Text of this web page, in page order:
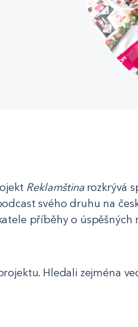
Reklamština rozkrývá
svého druhu na
příběhy o úspěšných
Hledali zejména